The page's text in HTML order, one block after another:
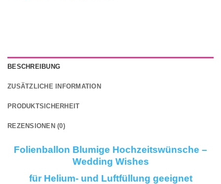
BESCHREIBUNG
ZUSÄTZLICHE INFORMATION
PRODUKTSICHERHEIT
REZENSIONEN (0)
Folienballon Blumige Hochzeitswünsche –
Wedding Wishes
für Helium- und Luftfüllung geeignet